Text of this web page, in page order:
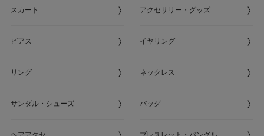
スカート アクセサリー・グッズ
ピアス イヤリング
リング ネックレス
サンダル・シューズ バッグ